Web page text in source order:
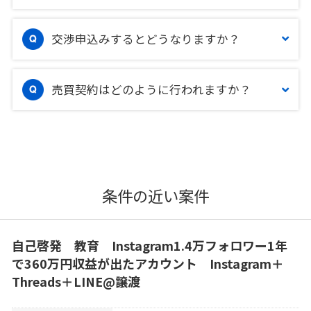
交渉申込みするとどうなりますか？
売買契約はどのように行われますか？
条件の近い案件
自己啓発 教育 Instagram1.4万フォロワー1年
で360万円収益が出たアカウント Instagram＋
Threads＋LINE@譲渡